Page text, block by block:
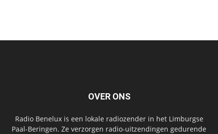
OVER ONS
Radio Benelux is een lokale radiozender in het Limburgse
Paal-Beringen. Ze verzorgen radio-uitzendingen gedurende